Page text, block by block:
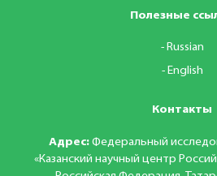
Полезные
Russian
English
Контакты
Адрес: Федеральный
«Казанский научный центр